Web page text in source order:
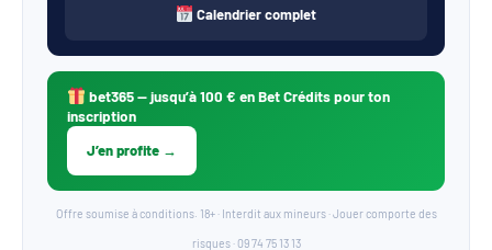
Calendrier complet
bet365— jusqu’à 100 € en Bet Crédits pour ton
inscription
J’en profite →
Offre soumise à conditions. 18+ · Interdit aux mineurs · Jouer comporte des
risques · 09 74 75 13 13